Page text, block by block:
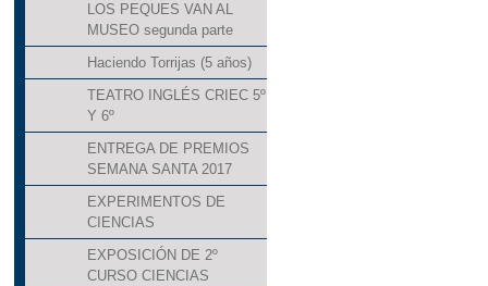
LOS PEQUES VAN AL
MUSEO segunda parte
Haciendo Torrijas (5 años)
TEATRO INGLÉS CRIEC 5º
Y 6º
ENTREGA DE PREMIOS
SEMANA SANTA 2017
EXPERIMENTOS DE
CIENCIAS
EXPOSICIÓN DE 2º
CURSO CIENCIAS